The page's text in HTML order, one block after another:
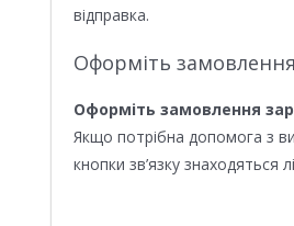
відправка.
Оформіть замовлення
Оформіть замовлення
Якщо потрібна допомога з
кнопки зв’язку знаходяться